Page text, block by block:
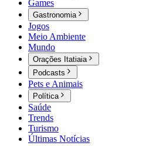
Games
Gastronomia
Jogos
Meio Ambiente
Mundo
Orações Itatiaia
Podcasts
Pets e Animais
Política
Saúde
Trends
Turismo
Últimas Notícias